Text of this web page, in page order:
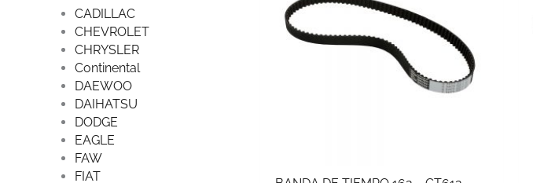
CADILLAC
CHEVROLET
CHRYSLER
Continental
DAEWOO
DAIHATSU
DODGE
EAGLE
FAW
FIAT